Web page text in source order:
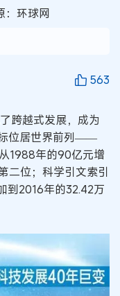
：环球网
563
跨越式发展，成为
位居世界前列——
1988年的90亿元增
二位；科学引文索引
到2016年的32.42万